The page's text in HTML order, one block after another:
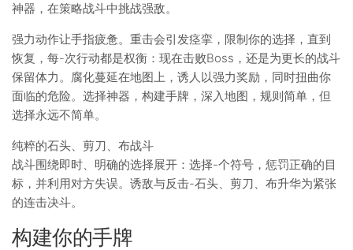
神器，在策略战斗中挑战强敌。
强力动作让手指疲惫。重击会引发痉挛，限制你的选择，直到
恢复，每-次行动都是权衡：现在击败Boss，还是为更长的战斗
保留体力。腐化蔓延在地图上，诱人以强力奖励，同时扭曲你
面临的危险。选择神器，构建手牌，深入地图，规则简单，但
选择永远不简单。
纯粹的石头、剪刀、布战斗
战斗围绕即时、明确的选择展开：选择-个符号，惩罚正确的目
标，并利用对方失误。诱敌与反击-石头、剪刀、布升华为紧张
的连击决斗。
构建你的手牌